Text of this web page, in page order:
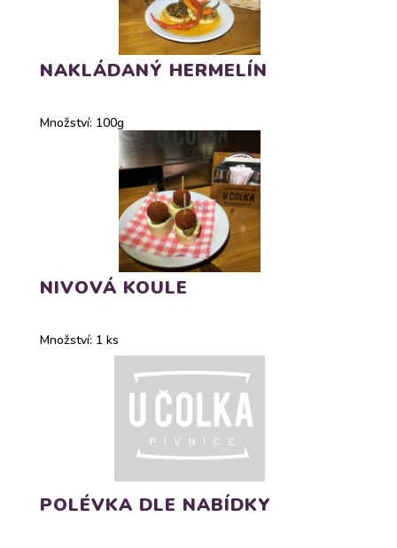
NAKLÁDANÝ HERMELÍN
Množství: 100g
NIVOVÁ KOULE
Množství: 1 ks
POLÉVKA DLE NABÍDKY